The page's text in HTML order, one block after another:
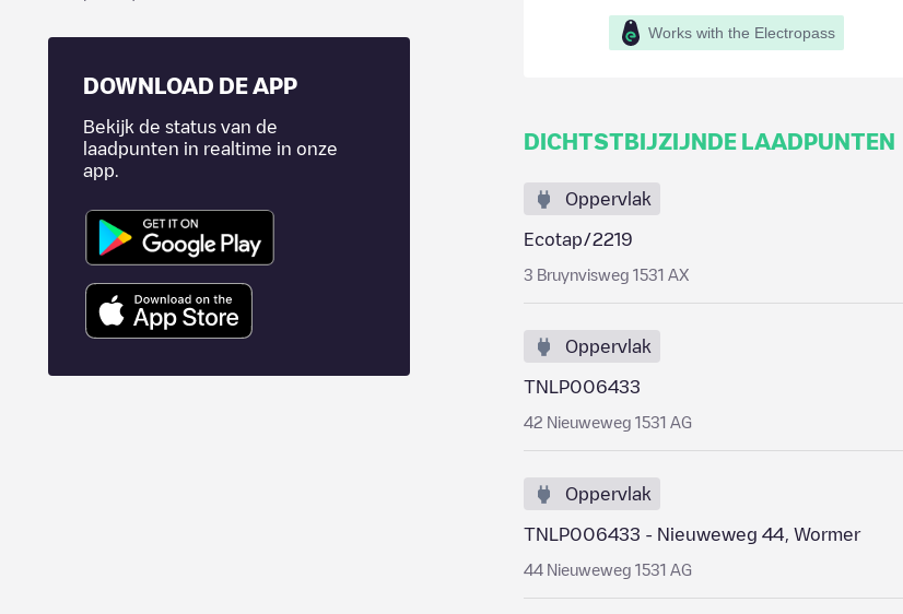
DOWNLOAD DE APP
Bekijk de status van de
laadpunten in realtime in onze
app.
Works with the Electropass
DICHTSTBIJZIJNDE LAADPUNTEN
Oppervlak
Ecotap/2219
3 Bruynvisweg 1531 AX
Oppervlak
TNLP006433
42 Nieuweweg 1531 AG
Oppervlak
TNLP006433 - Nieuweweg 44, Wormer
44 Nieuweweg 1531 AG